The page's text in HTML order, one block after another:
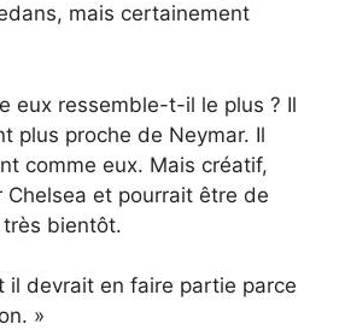
mais certainement
eux ressemble-t-il le plus ? Il
plus proche de Neymar. Il
comme eux. Mais créatif,
Chelsea et pourrait être de
bientôt.
il devrait en faire partie parce
»